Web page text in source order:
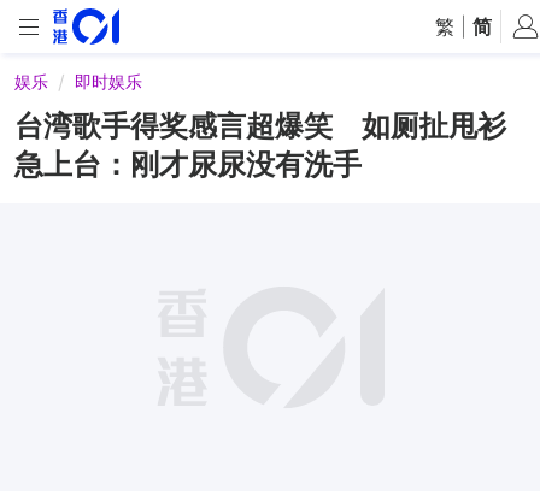
繁 简
娱乐 即时娱乐
台湾歌手得奖感言超爆笑 如厕扯甩衫
急上台：刚才尿尿没有洗手